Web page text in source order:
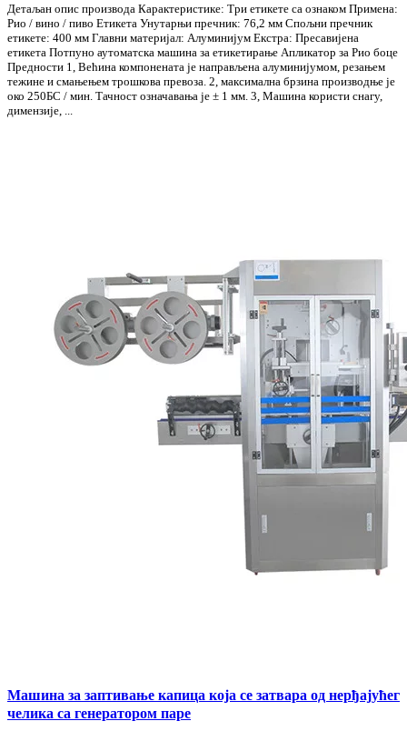
Детаљан опис производа Карактеристике: Три етикете са ознаком Примена:
Рио / вино / пиво Етикета Унутарњи пречник: 76,2 мм Спољни пречник
етикете: 400 мм Главни материјал: Алуминијум Екстра: Пресавијена
етикета Потпуно аутоматска машина за етикетирање Апликатор за Рио боце
Предности 1, Већина компонената је направљена алуминијумом, резањем
тежине и смањењем трошкова превоза. 2, максимална брзина производње је
око 250БС / мин. Тачност означавања је ± 1 мм. 3, Машина користи снагу,
димензије, ...
Машина за заптивање капица која се затвара од нерђајућег
челика са генератором паре